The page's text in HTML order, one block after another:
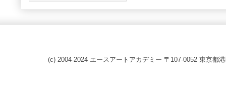
(c) 2004-2024 エースアートアカデミー 〒107-0052 東京都